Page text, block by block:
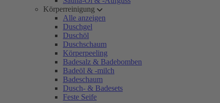
Körperreinigung
Alle anzeigen
Duschgel
Duschöl
Duschschaum
Körperpeeling
Badesalz & Badebomben
Badeöl & -milch
Badeschaum
Dusch- & Badesets
Feste Seife